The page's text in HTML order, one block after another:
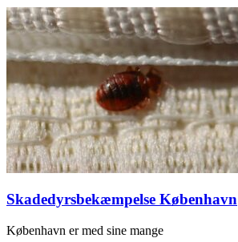
Skadedyrsbekæmpelse København
København er med sine mange